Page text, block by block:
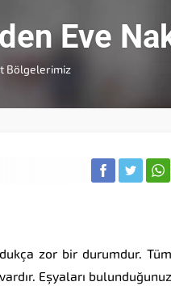
Eve
Bölgelerimiz
zor bir durumdur. Tüm
Eşyaları bulunduğunuz